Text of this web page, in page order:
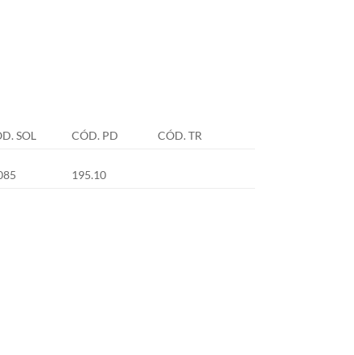
SOL CÓD. PD CÓD. TR
195.10